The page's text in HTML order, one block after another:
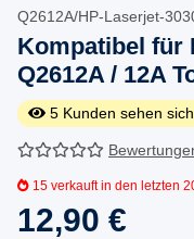
Q2612A/HP-Laserjet-
Kompatibel für
Q2612A / 12A
5 Kunden sehen
15 verkauft in den letzten
12,90 €